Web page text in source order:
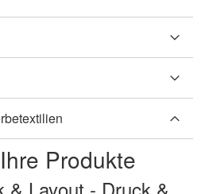
Produkte